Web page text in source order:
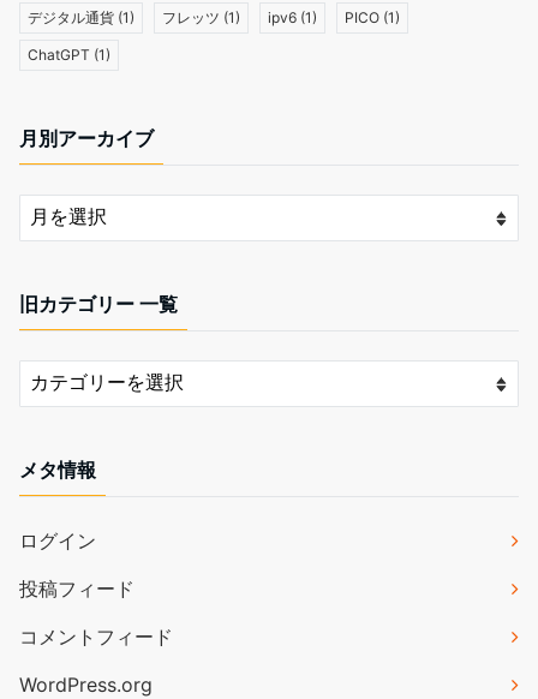
デジタル通貨 (1) フレッツ (1) ipv6 (1) PICO (1)
ChatGPT (1)
月別アーカイブ
旧カテゴリー 一覧
メタ情報
ログイン
投稿フィード
コメントフィード
WordPress.org